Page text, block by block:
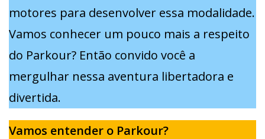
motores para desenvolver essa modalidade.
Vamos conhecer um pouco mais a respeito
do Parkour? Então convido você a
mergulhar nessa aventura libertadora e
divertida.
Vamos entender o Parkour?